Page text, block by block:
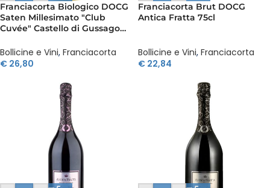
Franciacorta Biologico DOCG
Saten Millesimato "Club
Cuvée" Castello di Gussago
Bollicine e Vini, Franciacorta
€ 26,80
Franciacorta Brut DOCG
Antica Fratta 75cl
Bollicine e Vini, Franciacorta
€ 22,84